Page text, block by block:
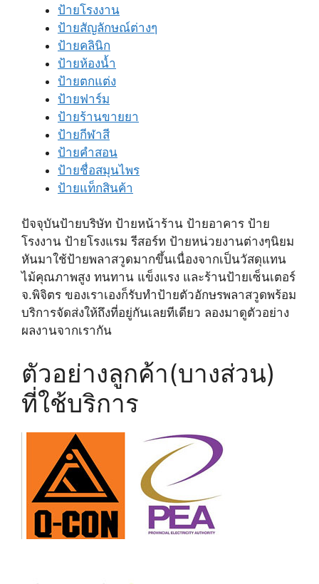
ป้ายโรงงาน
ป้ายสัญลักษณ์ต่างๆ
ป้ายคลินิก
ป้ายห้องน้ำ
ป้ายตกแต่ง
ป้ายฟาร์ม
ป้ายร้านขายยา
ป้ายกีฬาสี
ป้ายคำสอน
ป้ายชื่อสมุนไพร
ป้ายแท็กสินค้า
ปัจจุบันป้ายบริษัท ป้ายหน้าร้าน ป้ายอาคาร ป้าย
โรงงาน ป้ายโรงแรม รีสอร์ท ป้ายหน่วยงานต่างๆนิยม
หันมาใช้ป้ายพลาสวูดมากขึ้นเนื่องจากเป็นวัสดุแทน
ไม้คุณภาพสูง ทนทาน แข็งแรง และร้านป้ายเซ็นเตอร์
จ.พิจิตร ของเราเองก็รับทำป้ายตัวอักษรพลาสวูดพร้อม
บริการจัดส่งให้ถึงที่อยู่กันเลยทีเดียว ลองมาดูตัวอย่าง
ผลงานจากเรากัน
ตัวอย่างลูกค้า(บางส่วน)
ที่ใช้บริการ